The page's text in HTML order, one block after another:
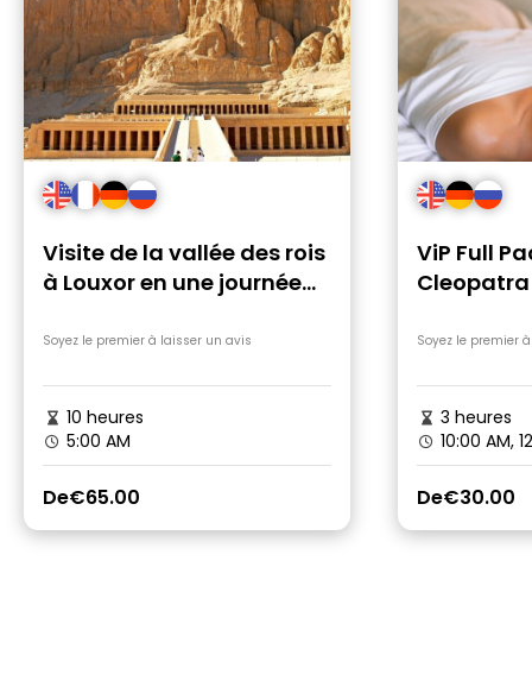
Visite de la vallée des rois
à Louxor en une journée
d'Hurghada
Soyez le premier à laisser un avis
10 heures
5:00 AM
De€65.00
ViP Full
Hurghada
Soyez le premier
3 heures
10:00 AM,
De€30.00